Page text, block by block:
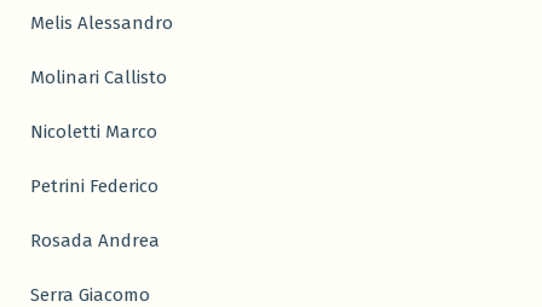
Melis Alessandro
Molinari Callisto
Nicoletti Marco
Petrini Federico
Rosada Andrea
Serra Giacomo